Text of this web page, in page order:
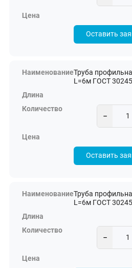
Оставить
Труба
L=6м ГОСТ
−
Оставить
Труба
L=6м ГОСТ
−